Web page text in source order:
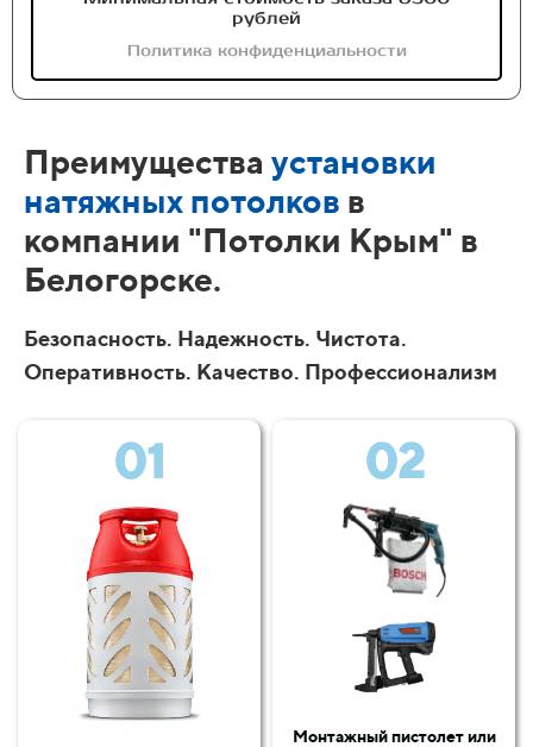
рублей
Политика конфиденциальности
Преимущества установки
натяжных потолков в
компании "Потолки Крым" в
Белогорске.
Безопасность. Надежность. Чистота.
Оперативность. Качество. Профессионализм
01 02
Монтажный пистолет или